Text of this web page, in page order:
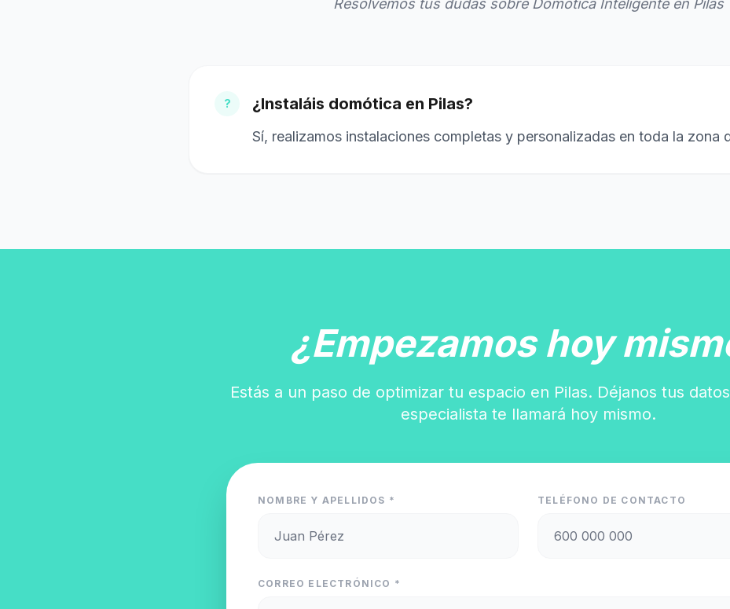
Resolvemos tus dudas sobre Domótica Inteligente en Pilas
? ¿Instaláis domótica en Pilas?
Sí, realizamos instalaciones completas y personalizadas en toda la zona
¿Empezamos hoy
Estás a un paso de optimizar tu espacio en Pilas. Déjanos tus
especialista te llamará hoy mismo.
NOMBRE Y APELLIDOS * TELÉFONO DE CONTACTO
CORREO ELECTRÓNICO *